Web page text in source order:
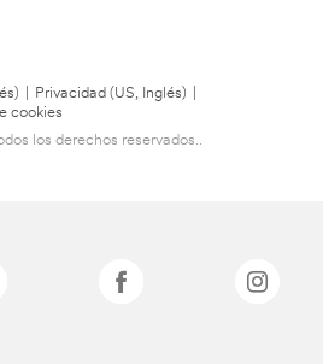
Privacidad (US, Inglés)
cookies
los derechos reservados..